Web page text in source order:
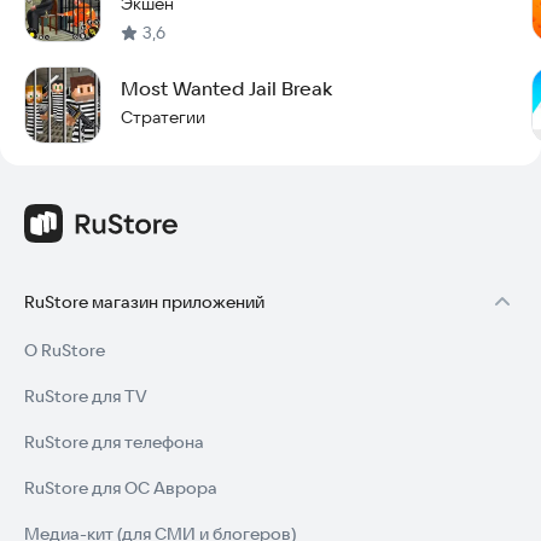
3,6
Most Wanted Jail Break
Стратегии
RuStore магазин приложений
О RuStore
RuStore для TV
RuStore для телефона
RuStore для ОС Аврора
Медиа-кит (для СМИ и блогеров)